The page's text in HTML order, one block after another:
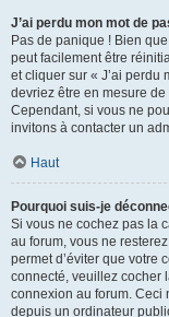
J’ai perdu mon mot de
Pas de panique ! Bien
peut facilement être
et cliquer sur « J’ai perdu
devriez être en mesure
Cependant, si vous ne
invitons à contacter un
Haut
Pourquoi suis-je
Si vous ne cochez pas la
au forum, vous ne
permet d’éviter que votre
connecté, veuillez cocher
connexion au forum. Ceci
depuis un ordinateur